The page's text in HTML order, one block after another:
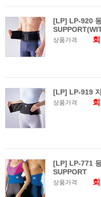
[LP] LP-920
상품가격
[LP] LP-919
상품가격
[LP] LP-771
SUPPORT
상품가격